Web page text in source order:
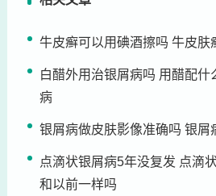
牛皮癣可以用碘酒擦吗 牛皮肤
白醋外用治银屑病吗 用醋配什
病
银屑病做皮肤影像准确吗 银屑
点滴状银屑病5年没复发 点滴
和以前一样吗